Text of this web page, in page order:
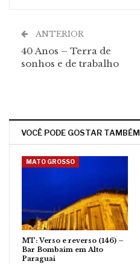
ANTERIOR
40 Anos – Terra de
sonhos e de trabalho
VOCÊ PODE GOSTAR TAMBÉM
MATO GROSSO
MT: Verso e reverso (146) –
Bar Bombaim em Alto
Paraguai